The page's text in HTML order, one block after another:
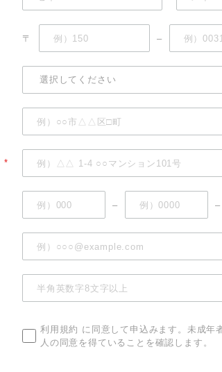
〒 –
*
– –
利用規約 に同意して申込みます。未成年
人の同意を得ていることを確認します。